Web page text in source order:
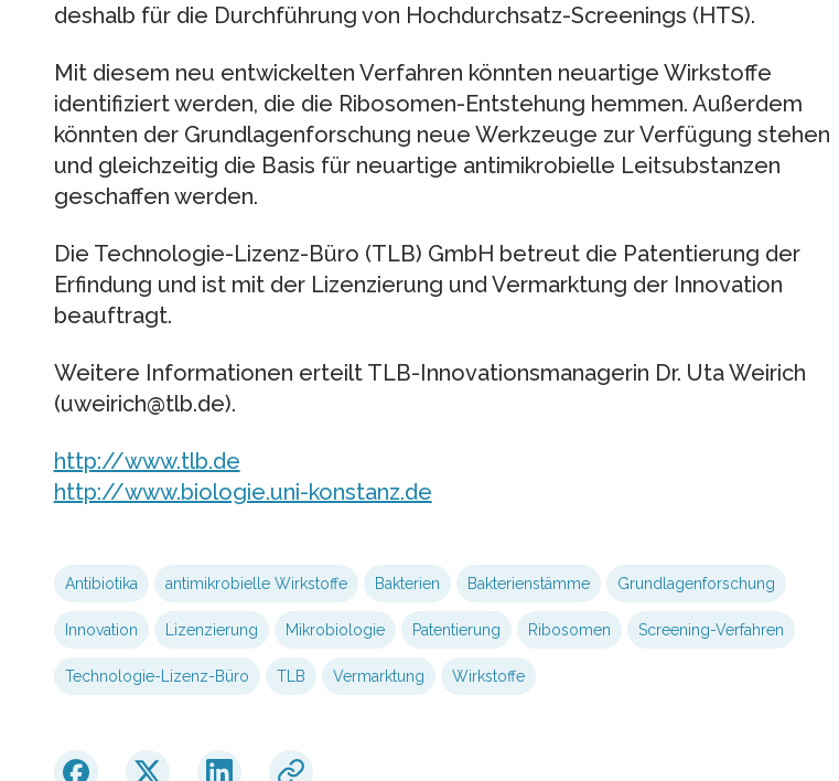
deshalb für die Durchführung von Hochdurchsatz-Screenings (HTS).
Mit diesem neu entwickelten Verfahren könnten neuartige Wirkstoffe
identifiziert werden, die die Ribosomen-Entstehung hemmen. Außerdem
könnten der Grundlagenforschung neue Werkzeuge zur Verfügung stehen
und gleichzeitig die Basis für neuartige antimikrobielle Leitsubstanzen
geschaffen werden.
Die Technologie-Lizenz-Büro (TLB) GmbH betreut die Patentierung der
Erfindung und ist mit der Lizenzierung und Vermarktung der Innovation
beauftragt.
Weitere Informationen erteilt TLB-Innovationsmanagerin Dr. Uta Weirich
(uweirich@tlb.de).
http://www.tlb.de
http://www.biologie.uni-konstanz.de
Antibiotika antimikrobielle Wirkstoffe Bakterien Bakterienstämme Grundlagenforschung
Innovation Lizenzierung Mikrobiologie Patentierung Ribosomen Screening-Verfahren
Technologie-Lizenz-Büro TLB Vermarktung Wirkstoffe